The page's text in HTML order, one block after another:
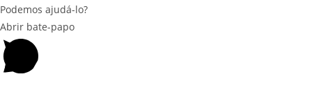
Podemos ajudá-lo?
Abrir bate-papo